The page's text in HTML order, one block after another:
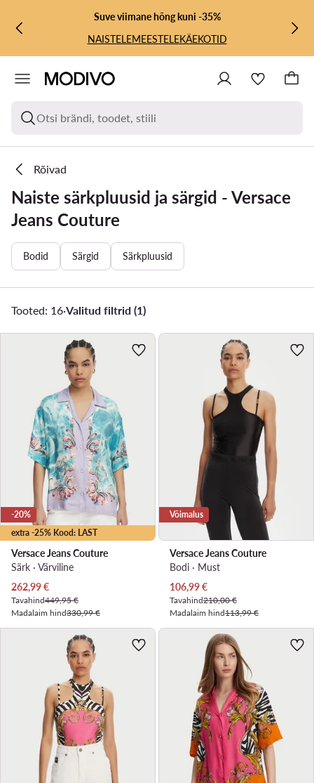
LIIGU PÕHISISU JUURDE
MINE OTSINGUSSESuve viimane hõng kuni -35%
NAISTELEMEESTELEKÄEKOTID
Otsi brändi, toodet, stiili
Rõivad
Naiste särkpluusid ja särgid - Versace
Jeans Couture
Bodid Särgid Särkpluusid
Tooted: 16·Valitud filtrid (1)
extra -25% Kood: LAST
-20%
Versace Jeans Couture
Särk · Värviline
Praegune hind
262,99€
Tavahind449,95 €
Madalaim hind330,99 €
Võimalus
Versace Jeans Couture
Bodi · Must
Praegune hind
106,99€
Tavahind210,00 €
Madalaim hind113,99 €